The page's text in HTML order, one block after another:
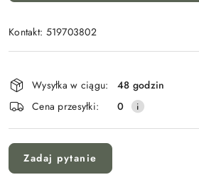
Kontakt: 519703802
i
dostawa
Wysyłka w ciągu:
48 godzin
Cena przesyłki:
0
Zadaj pytanie